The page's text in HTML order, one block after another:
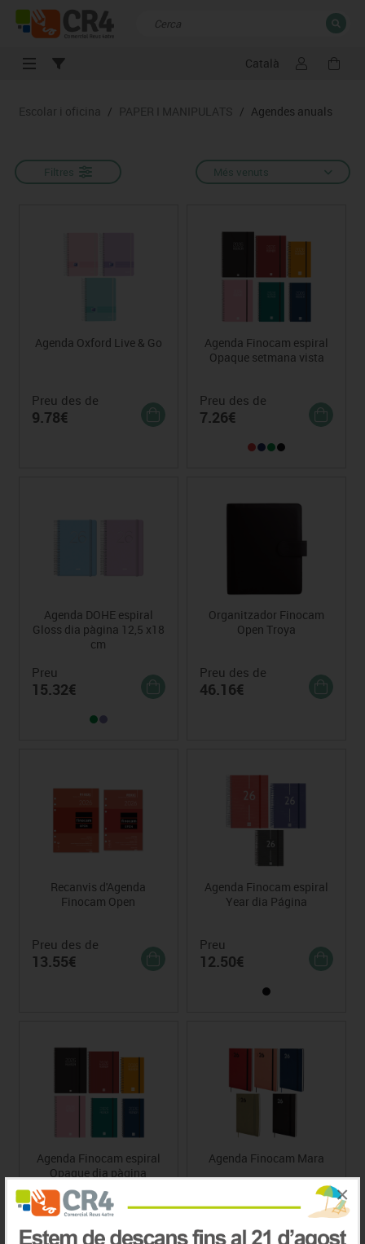
×
Català
Resultats de la recerca TANCAR
Escolar i oficina / PAPER I MANIPULATS / Agendes anuals
Filtres Més venuts
Agenda Oxford Live & Go
Preu des de
9.78€
Agenda Finocam espiral
Opaque setmana vista
Preu des de
7.26€
Agenda DOHE espiral
Gloss dia pàgina 12,5 x18
cm
Preu
15.32€
Organitzador Finocam
Open Troya
Preu des de
46.16€
Recanvis d'Agenda
Finocam Open
Preu des de
13.55€
Agenda Finocam espiral
Year dia Página
Preu
12.50€
Agenda Finocam espiral
Opaque dia pàgina
Preu des de
12.50€
Agenda Finocam Mara
10.08€